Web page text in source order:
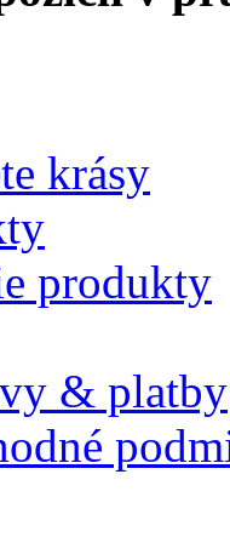
krásy
produkty
& platby